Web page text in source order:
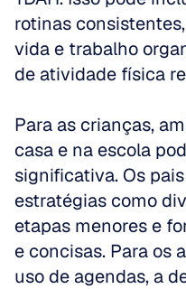
rotinas
vida e trabalho
de atividade física
Para as crianças,
casa e na escola
significativa. Os
estratégias como
etapas menores e
e concisas. Para os
uso de agendas, a